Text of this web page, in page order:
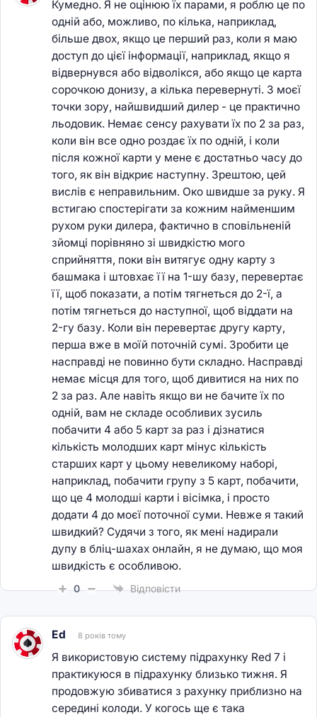
Кумедно. Я не оцінюю їх парами, я роблю це по
одній або, можливо, по кілька, наприклад,
більше двох, якщо це перший раз, коли я маю
доступ до цієї інформації, наприклад, якщо я
відвернувся або відволікся, або якщо це карта
сорочкою донизу, а кілька перевернуті. З моєї
точки зору, найшвидший дилер - це практично
льодовик. Немає сенсу рахувати їх по 2 за раз,
коли він все одно роздає їх по одній, і коли
після кожної карти у мене є достатньо часу до
того, як він відкриє наступну. Зрештою, цей
вислів є неправильним. Око швидше за руку. Я
встигаю спостерігати за кожним найменшим
рухом руки дилера, фактично в сповільненій
зйомці порівняно зі швидкістю мого
сприйняття, поки він витягує одну карту з
башмака і штовхає її на 1-шу базу, перевертає
її, щоб показати, а потім тягнеться до 2-ї, а
потім тягнеться до наступної, щоб віддати на
2-гу базу. Коли він перевертає другу карту,
перша вже в моїй поточній сумі. Зробити це
насправді не повинно бути складно. Насправді
немає місця для того, щоб дивитися на них по
2 за раз. Але навіть якщо ви не бачите їх по
одній, вам не складе особливих зусиль
побачити 4 або 5 карт за раз і дізнатися
кількість молодших карт мінус кількість
старших карт у цьому невеликому наборі,
наприклад, побачити групу з 5 карт, побачити,
що це 4 молодші карти і вісімка, і просто
додати 4 до моєї поточної суми. Невже я такий
швидкий? Судячи з того, як мені надирали
дупу в бліц-шахах онлайн, я не думаю, що моя
швидкість є особливою.
0 Відповісти
Ed 8 років тому
Я використовую систему підрахунку Red 7 і
практикуюся в підрахунку близько тижня. Я
продовжую збиватися з рахунку приблизно на
середині колоди. У когось ще є така